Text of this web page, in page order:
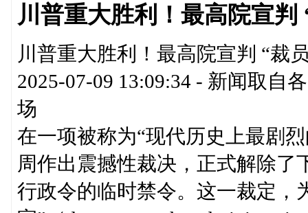
川普重大胜利！最高院宣判
川普重大胜利！最高院宣判 “裁
2025-07-09 13:09:34 - 新闻取自
场
在一项被称为“现代历史上最剧
周作出震撼性裁决，正式解除了
行政令的临时禁令。这一裁定，